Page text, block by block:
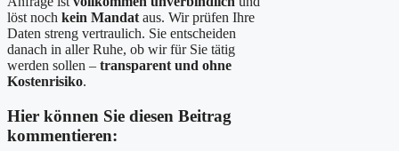
löst noch kein Mandat aus. Wir prüfen Ihre
Daten streng vertraulich. Sie entscheiden
danach in aller Ruhe, ob wir für Sie tätig
werden sollen – transparent und ohne
Kostenrisiko.
Hier können Sie diesen Beitrag
kommentieren: